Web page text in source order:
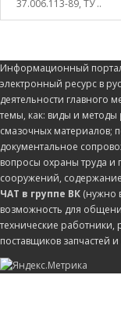
37.006.113-89, ТУ ..
Информационный
электронный ресурс в
деятельности главного
темы, как: виды и методы
смазочных материалов;
документальное
вопросы охраны труда и
сооружений,
ЧАТ в группе ВК (нужно
возможность для
технические
поставщиков запчастей